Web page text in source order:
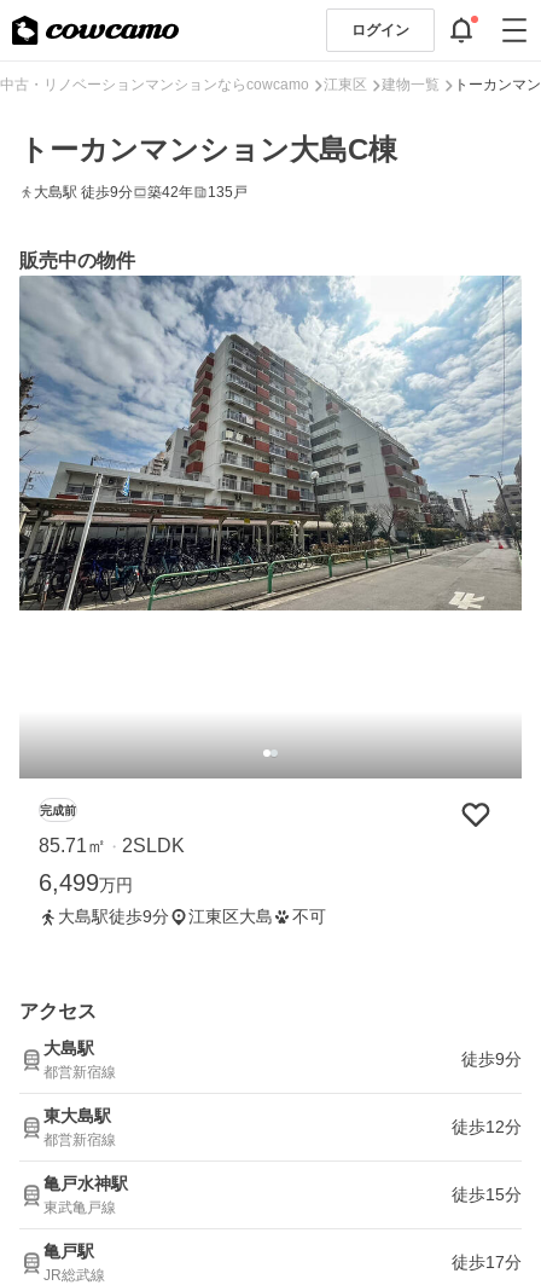
ログイン
中古・リノベーションマンションならcowcamo 江東区 建物一覧 トーカンマ
トーカンマンション大島C棟
大島駅 徒歩9分 築42年 135戸
販売中の物件
完成前
85.71㎡ ・ 2SLDK
6,499万円
大島駅徒歩9分
江東区大島 不可
アクセス
大島駅
都営新宿線
徒歩9分
東大島駅
都営新宿線
徒歩12分
亀戸水神駅
東武亀戸線
徒歩15分
亀戸駅
JR総武線
徒歩17分